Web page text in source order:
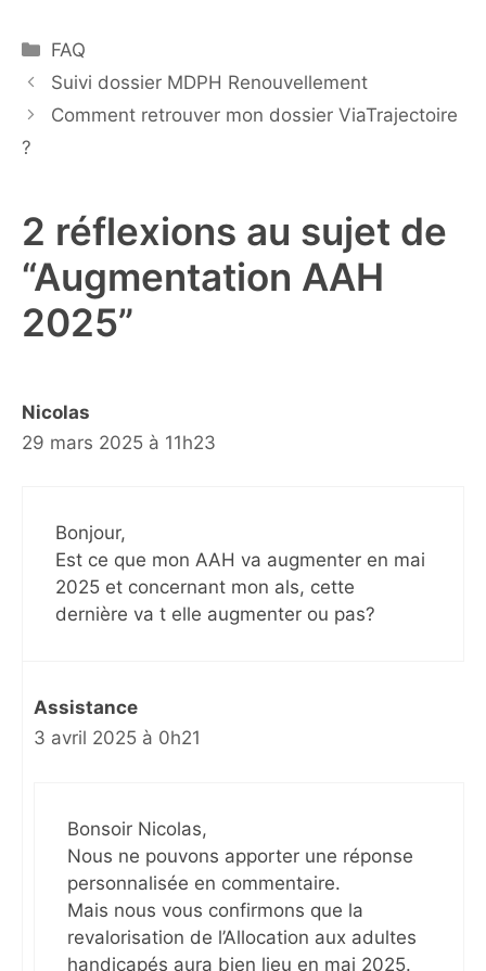
Catégories
FAQ
Suivi dossier MDPH Renouvellement
Comment retrouver mon dossier ViaTrajectoire
?
2 réflexions au sujet de
“Augmentation AAH
2025”
Nicolas
29 mars 2025 à 11h23
Bonjour,
Est ce que mon AAH va augmenter en mai
2025 et concernant mon als, cette
dernière va t elle augmenter ou pas?
Assistance
3 avril 2025 à 0h21
Bonsoir Nicolas,
Nous ne pouvons apporter une réponse
personnalisée en commentaire.
Mais nous vous confirmons que la
revalorisation de l’Allocation aux adultes
handicapés aura bien lieu en mai 2025.